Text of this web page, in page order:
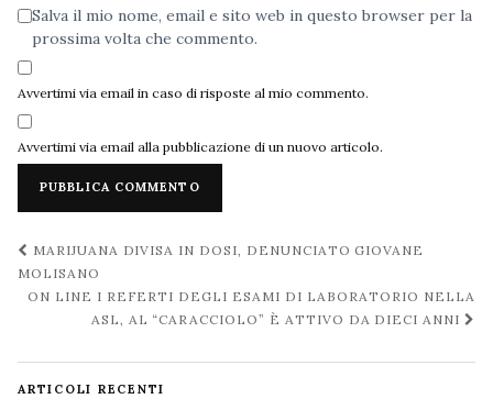
Salva il mio nome, email e sito web in questo browser per la
prossima volta che commento.
Avvertimi via email in caso di risposte al mio commento.
Avvertimi via email alla pubblicazione di un nuovo articolo.
Navigazione
post
MARIJUANA DIVISA IN DOSI, DENUNCIATO GIOVANE
MOLISANO
ON LINE I REFERTI DEGLI ESAMI DI LABORATORIO NELLA
ASL, AL “CARACCIOLO” È ATTIVO DA DIECI ANNI
ARTICOLI RECENTI